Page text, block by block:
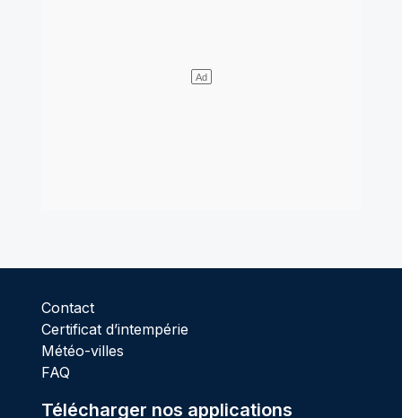
Contact
Certificat d’intempérie
Météo-villes
FAQ
Télécharger nos applications